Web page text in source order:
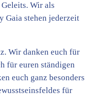
Wir als
Gaia stehen jederzeit
Wir danken euch für
für euren ständigen
euch ganz besonders
für